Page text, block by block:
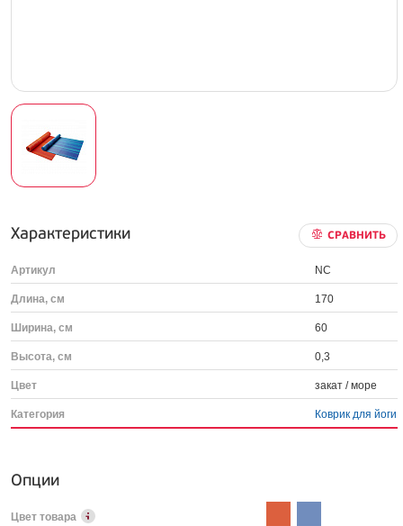
Характеристики СРАВНИТЬ
Артикул NC
Длина, см 170
Ширина, см 60
Высота, см 0,3
Цвет закат / море
Категория Коврик для йоги
Опции
Цвет товара